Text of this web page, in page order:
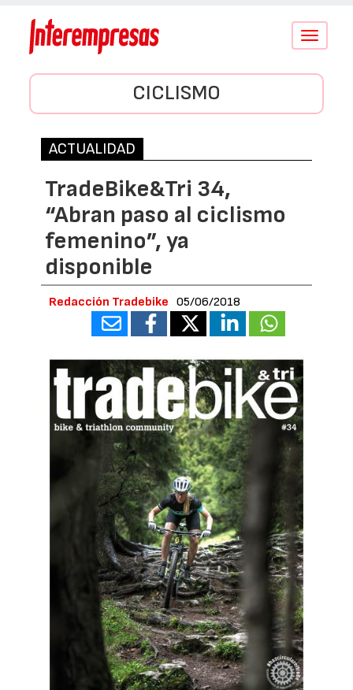
Conmutar
CICLISMO
ACTUALIDAD
TradeBike&Tri 34,
“Abran paso al ciclismo
femenino”, ya
disponible
Redacción Tradebike 05/06/2018